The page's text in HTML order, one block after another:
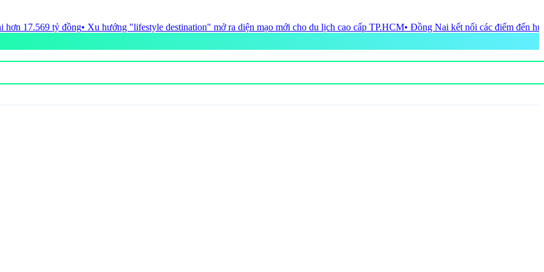
destination" mở ra diện mạo mới cho du lịch cao cấp TP.HCM• Đồng Nai kết nối các điểm đến hướng tới phát triển sản phẩm du lịch mới